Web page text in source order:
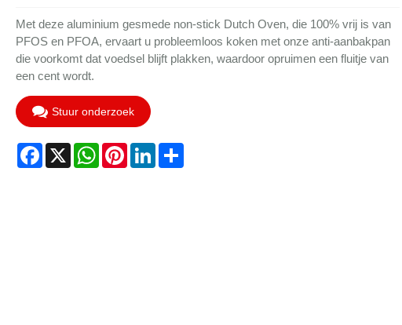
Met deze aluminium gesmede non-stick Dutch Oven, die 100% vrij is van
PFOS en PFOA, ervaart u probleemloos koken met onze anti-aanbakpan
die voorkomt dat voedsel blijft plakken, waardoor opruimen een fluitje van
een cent wordt.
Stuur onderzoek
Facebook
X WhatsAppPinterestLinkedInShare